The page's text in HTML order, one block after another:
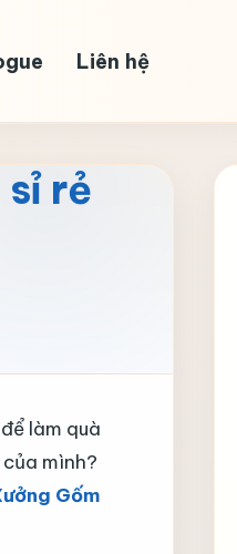
Liên hệ
rẻ
làm quà
mình?
Gốm